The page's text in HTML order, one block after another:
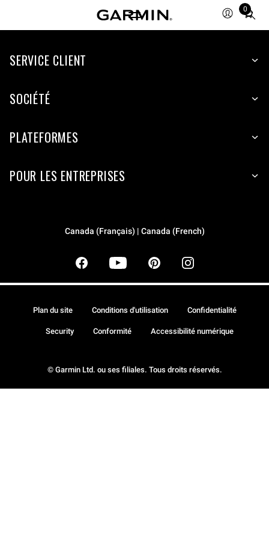
0
Total
items
cart:
SERVICE CLIENT
SOCIÉTÉ
PLATEFORMES
POUR LES ENTREPRISES
Canada (Français) | Canada (French)
© Garmin Ltd. ou ses filiales. Tous droits réservés.
Plan du site Conditions d'utilisation Confidentialité
Security Conformité Accessibilité numérique